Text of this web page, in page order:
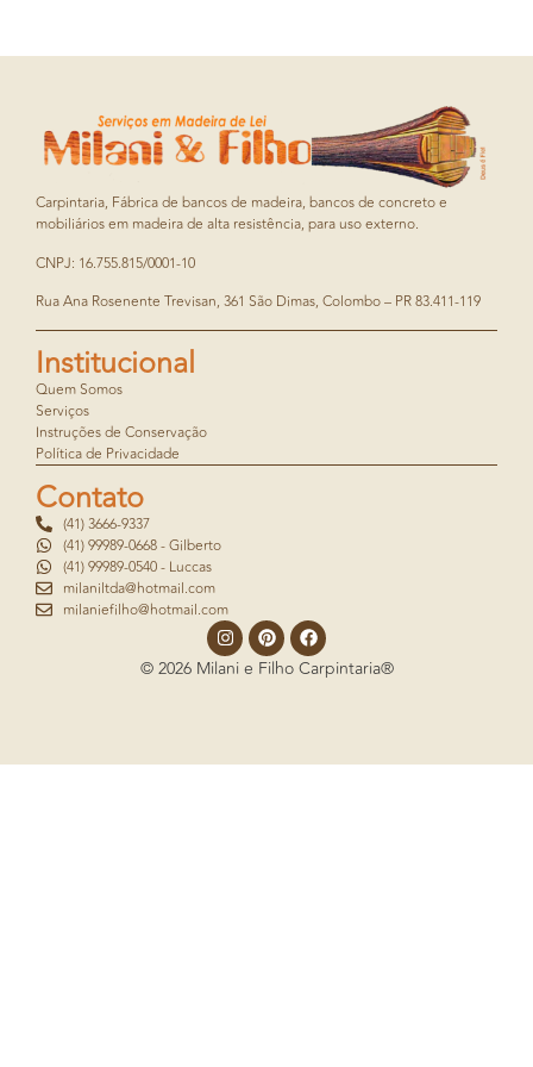
Carpintaria, Fábrica de bancos de madeira, bancos de concreto e
mobiliários em madeira de alta resistência, para uso externo.
CNPJ: 16.755.815/0001-10
Rua Ana Rosenente Trevisan, 361 São Dimas, Colombo – PR 83.411-119
Institucional
Quem Somos
Serviços
Instruções de Conservação
Política de Privacidade
Contato
(41) 3666-9337
(41) 99989-0668 - Gilberto
(41) 99989-0540 - Luccas
milaniltda@hotmail.com
milaniefilho@hotmail.com
© 2026 Milani e Filho Carpintaria®